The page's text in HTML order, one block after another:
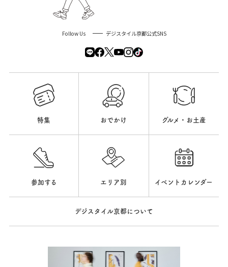
Follow Us デジスタイル京都公式SNS
特集 おでかけ グルメ・お土産
参加する エリア別 イベントカレンダー
デジスタイル京都について